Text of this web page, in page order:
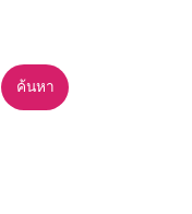
ค้นหา